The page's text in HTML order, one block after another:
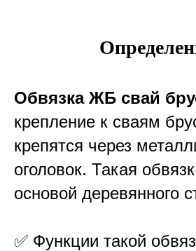
Обвязка ЖБ свай
крепление к сваям
крепятся через
оголовок. Такая
основой деревянного
✅ Функции такой